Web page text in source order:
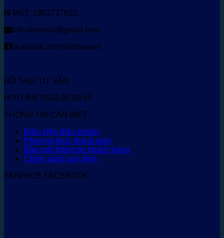
MST: 1801737622
info.vinhtour@gmail.com
facebook.com/vinhtourvn/
HỖ TRỢ TƯ VẤN
HOTLINE 0914.00.00.65
THÔNG TIN CẦN BIẾT
Điều kiện điều khoản
Phương thức thanh toán
Bảo mật thông tin khách hàng
Chính sách quy định
FANPAGE FACEBOOK